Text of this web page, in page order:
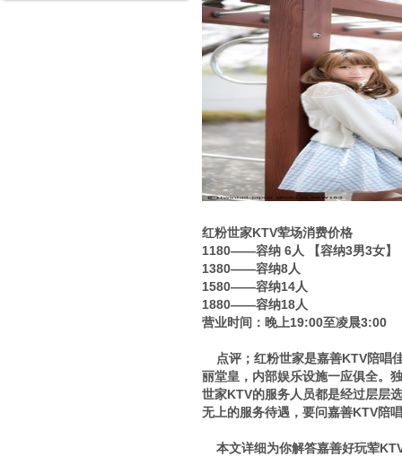
红粉世家KTV荤场消费价格
1180——容纳 6人 【容纳3男3女】
1380——容纳8人
1580——容纳14人
1880——容纳18人
营业时间：晚上19:00至凌晨3:00
点评；红粉世家是嘉善KTV陪唱
丽堂皇，内部娱乐设施一应俱全。
世家KTV的服务人员都是经过层层
无上的服务待遇，要问嘉善KTV陪
本文详细为你解答嘉善好玩荤